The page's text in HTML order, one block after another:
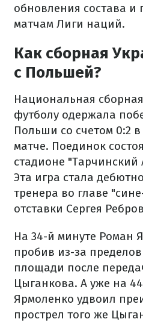
обновления состава и
матчам Лиги наций.
Как сборная
с Польшей?
Национальная
футболу одержала
Польши со счетом 0:2
матче. Поединок
стадионе
Эта игра стала
тренера во главе
отставки Сергея
На 34-й минуте Роман
пробив из-за
площади после
Цыганкова. А уже на
Ярмоленко удвоил
прострел того же